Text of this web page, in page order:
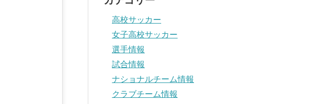
高校サッカー
女子高校サッカー
選手情報
試合情報
ナショナルチーム情報
クラブチーム情報